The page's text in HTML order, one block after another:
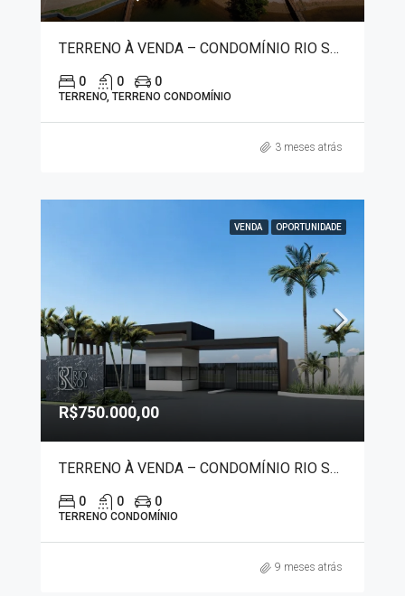
TERRENO À VENDA – CONDOMÍNIO RIO SOL II 7496
0 0 0
TERRENO, TERRENO CONDOMÍNIO
3 meses atrás
VENDA OPORTUNIDADE
R$750.000,00
TERRENO À VENDA – CONDOMÍNIO RIO SOL RIFAINA/SACRAMENTO 5248
0 0 0
TERRENO CONDOMÍNIO
9 meses atrás